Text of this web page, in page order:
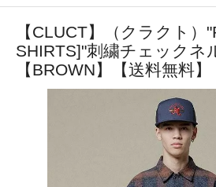
【CLUCT】（クラクト）
SHIRTS]"刺繍チェックネ
【BROWN】【送料無料】